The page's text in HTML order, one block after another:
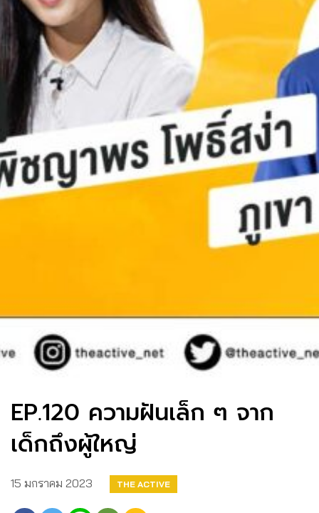
EP.120 ความฝันเล็ก ๆ จาก
เด็กถึงผู้ใหญ่
15 มกราคม 2023 THE ACTIVE